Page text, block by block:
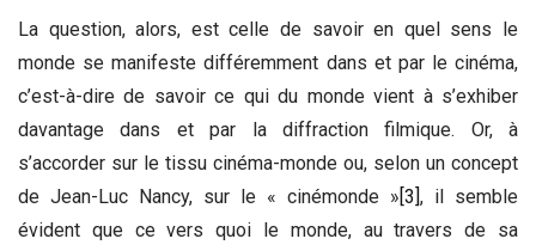
La question, alors, est celle de savoir en quel sens le
monde se manifeste différemment dans et par le cinéma,
c’est-à-dire de savoir ce qui du monde vient à s’exhiber
davantage dans et par la diffraction filmique. Or, à
s’accorder sur le tissu cinéma-monde ou, selon un concept
de Jean-Luc Nancy, sur le « cinémonde » [3] , il semble
évident que ce vers quoi le monde, au travers de sa